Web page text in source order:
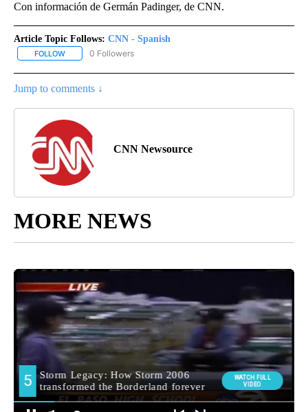
Con información de Germán Padinger, de CNN.
Article Topic Follows: CNN - Spanish
FOLLOW FOLLOW "CNN - SPANISH" TO RECEIVE NOTIFICATIONS ABOUT
0 Followers
Jump to comments ↓
CNN Newsource
MORE NEWS